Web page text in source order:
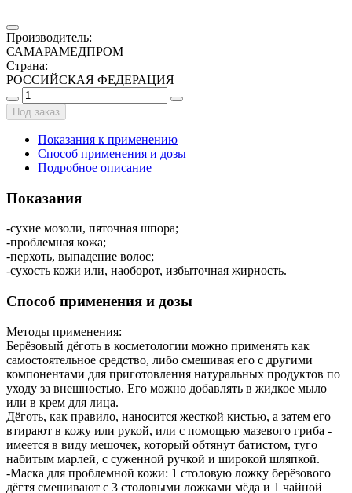
Производитель:
САМАРАМЕДПРОМ
Страна:
РОССИЙСКАЯ ФЕДЕРАЦИЯ
Под заказ
Показания к применению
Способ применения и дозы
Подробное описание
Показания
-сухие мозоли, пяточная шпора;
-проблемная кожа;
-перхоть, выпадение волос;
-сухость кожи или, наоборот, избыточная жирность.
Способ применения и дозы
Методы применения:
Берёзовый дёготь в косметологии можно применять как
самостоятельное средство, либо смешивая его с другими
компонентами для приготовления натуральных продуктов по
уходу за внешностью. Его можно добавлять в жидкое мыло
или в крем для лица.
Дёготь, как правило, наносится жесткой кистью, а затем его
втирают в кожу или рукой, или с помощью мазевого гриба -
имеется в виду мешочек, который обтянут батистом, туго
набитым марлей, с суженной ручкой и широкой шляпкой.
-Маска для проблемной кожи: 1 столовую ложку берёзового
дёгтя смешивают с 3 столовыми ложками мёда и 1 чайной